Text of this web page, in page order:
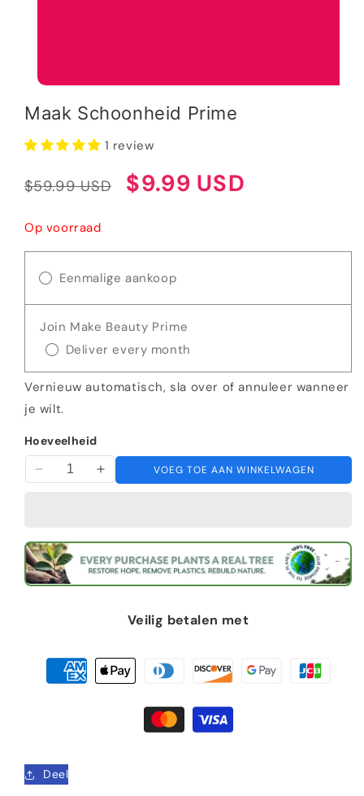
modaal
Maak Schoonheid Prime
1 review
Normale
$59.99 USD Verkoopprijs
$9.99 USD
Op voorraad
Eenmalige aankoop
Join Make Beauty Prime
Deliver every month
Vernieuw automatisch, sla over of annuleer wanneer
je wilt.
Hoeveelheid
Verminder
Maak
Schoonheid
Prime
Verhoog
Maak
Schoonheid
Prime
VOEG TOE AAN WINKELWAGEN
Veilig betalen met
Deel